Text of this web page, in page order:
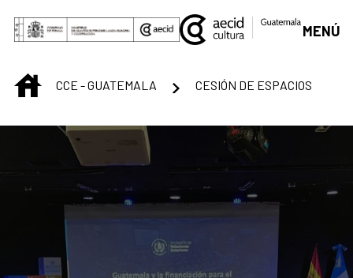
Saltar al contenido principal
MENÚ
INICIOCCE - GUATEMALA CESIÓN DE ESPACIOS